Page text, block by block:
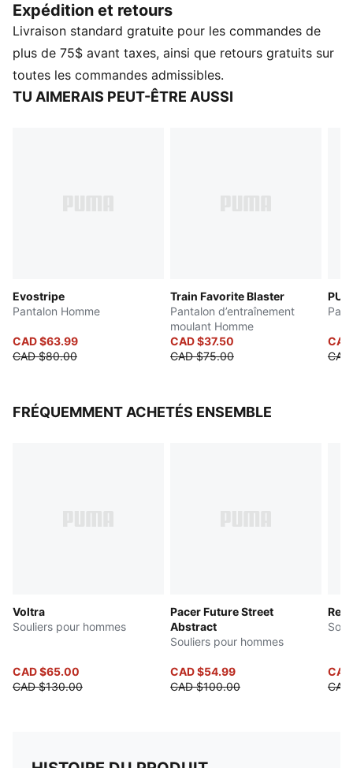
innovantes. Défini par l'emblématique bande PUMA
Formstrip, Evostripe est la fusion parfaite de
fonctionnalité et de style, vous permettant de bouger
avec facilité et confiance.
CARACTÉRISTIQUES ET AVANTAGES
Ceinture élastique avec cordon de serrage interne
Expédition et retours
Livraison standard gratuite pour les commandes de
plus de 75$ avant taxes, ainsi que retours gratuits sur
toutes les commandes admissibles.
TU AIMERAIS PEUT-ÊTRE AUSSI
Evostripe
Pantalon Homme
CAD $63.99
CAD $80.00
Train Favorite Blaster
Pantalon d’entraînement
moulant Homme
CAD $37.50
CAD $75.00
FRÉQUEMMENT ACHETÉS ENSEMBLE
Voltra
Souliers pour hommes
CAD $65.00
CAD $130.00
Pacer Future Street
Abstract
Souliers pour hommes
CAD $54.99
CAD $100.00